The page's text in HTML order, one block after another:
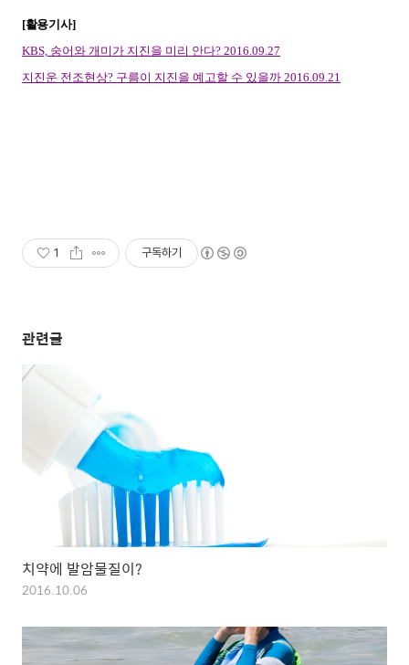
[활용기사]
KBS, 숭어와 개미가 지진을 미리 안다? 2016.09.27
지진운 전조현상? 구름이 지진을 예고할 수 있을까 2016.09.21
1 구독하기
관련글
치약에 발암물질이?
2016.10.06